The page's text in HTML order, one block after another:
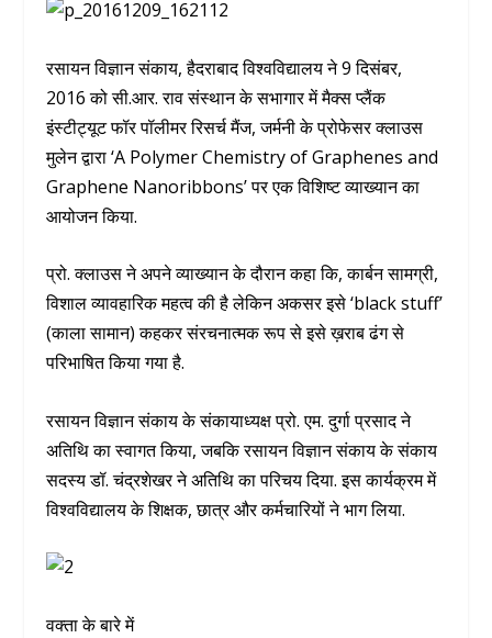
रसायन विज्ञान संकाय, हैदराबाद विश्वविद्यालय ने 9 दिसंबर,
2016 को सी.आर. राव संस्थान के सभागार में मैक्स प्लैंक
इंस्टीट्यूट फॉर पॉलीमर रिसर्च मैंज, जर्मनी के प्रोफेसर क्लाउस
मुलेन द्वारा ‘A Polymer Chemistry of Graphenes and
Graphene Nanoribbons’ पर एक विशिष्ट व्याख्यान का
आयोजन किया.
प्रो. क्लाउस ने अपने व्याख्यान के दौरान कहा कि, कार्बन सामग्री,
विशाल व्यावहारिक महत्व की है लेकिन अकसर इसे ‘black stuff’
(काला सामान) कहकर संरचनात्मक रूप से इसे ख़राब ढंग से
परिभाषित किया गया है.
रसायन विज्ञान संकाय के संकायाध्यक्ष प्रो. एम. दुर्गा प्रसाद ने
अतिथि का स्वागत किया, जबकि रसायन विज्ञान संकाय के संकाय
सदस्य डॉ. चंद्रशेखर ने अतिथि का परिचय दिया. इस कार्यक्रम में
विश्वविद्यालय के शिक्षक, छात्र और कर्मचारियों ने भाग लिया.
वक्ता के बारे में